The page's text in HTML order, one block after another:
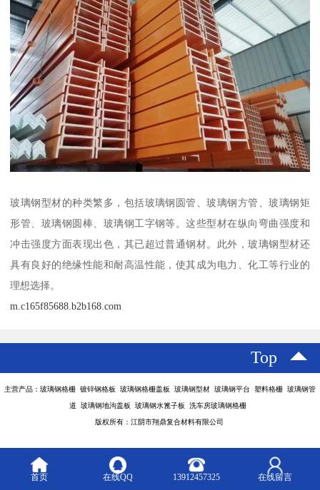
玻璃钢型材的种类繁多，包括玻璃钢圆管、玻璃钢方管、玻璃钢矩
形管、玻璃钢圆棒、玻璃钢工字钢等。这些型材在纵向弯曲强度和
冲击强度方面表现出色，其已超过普通钢材。此外，玻璃钢型材还
具有良好的绝缘性能和耐高温性能，使其成为电力、化工等行业的
理想选择。
m.c165f85688.b2b168.com
Top
主营产品：玻璃钢格栅 镀锌钢格板 玻璃钢格栅盖板 玻璃钢型材 玻璃钢平台 塑料格栅 玻璃钢管
道 玻璃钢地沟盖板 玻璃钢水篦子板 洗车房玻璃钢格栅
版权所有：江阴市翔鼎复合材料有限公司
首页 在线QQ 13912457325 在线留言